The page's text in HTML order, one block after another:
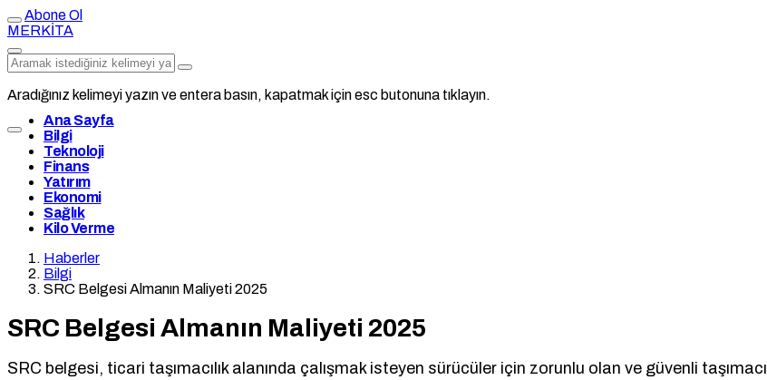
Abone Ol
MERKİTA
Aradığınız kelimeyi yazın ve entera basın, kapatmak için esc butonuna tıklayın.
Ana Sayfa
Bilgi
Teknoloji
Finans
Yatırım
Ekonomi
Sağlık
Kilo Verme
Haberler
Bilgi
SRC Belgesi Almanın Maliyeti 2025
SRC Belgesi Almanın Maliyeti 2025
SRC belgesi, ticari taşımacılık alanında çalışmak isteyen sürücüler için zorunlu olan ve güvenli